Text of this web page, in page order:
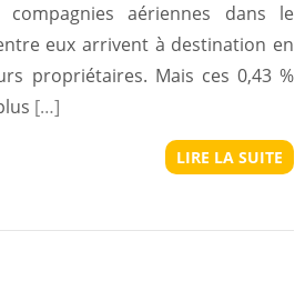
aériennes dans le
eux arrivent à destination en
propriétaires. Mais ces 0,43 %
[…]
LIRE LA SUITE